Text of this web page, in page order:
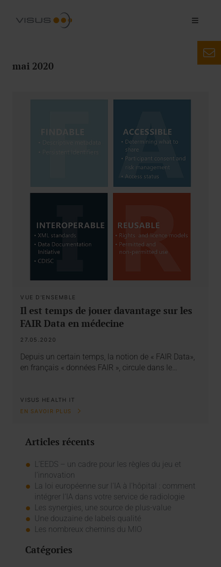
mai 2020
VUE D'ENSEMBLE
Il est temps de jouer davantage sur les
FAIR Data en médecine
27.05.2020
Depuis un certain temps, la notion de « FAIR Data»,
en français « données FAIR », circule dans le…
VISUS HEALTH IT
EN SAVOIR PLUS
Articles récents
L’EEDS – un cadre pour les règles du jeu et
l’innovation
La loi européenne sur l'IA à l'hôpital : comment
intégrer l'IA dans votre service de radiologie
Les synergies, une source de plus-value
Une douzaine de labels qualité
Les nombreux chemins du MIO
Catégories